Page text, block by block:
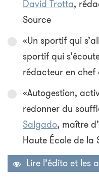
David Trotta,
Source
«Un sportif qui
sportif qui
rédacteur en chef
«Autogestion,
redonner du
Salgado, maître
Haute École de la
Lire l’édito et les